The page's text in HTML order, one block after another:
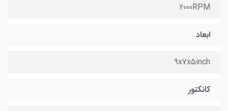
2000RPM
ابعاد
9x7x5inch
کانکتور